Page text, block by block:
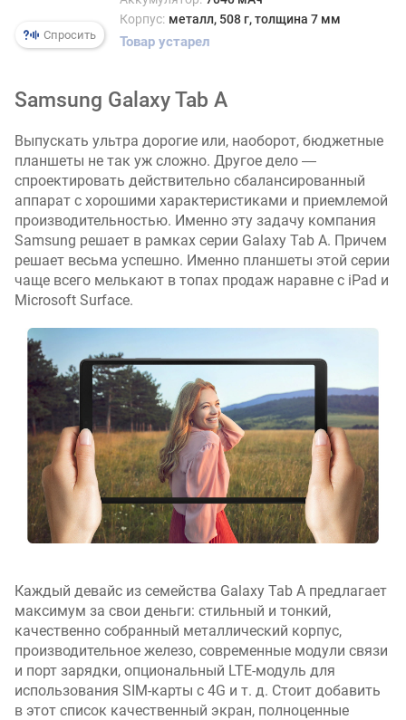
о
ж
и
д
и
а
г
о
н
а
д
и
с
п
л
е
я
(
"
)
I
(
p
p
i
)
Спросить
Корпус: металл, 508 г, толщина 7 мм
Товар устарел
Samsung Galaxy Tab A
Выпускать ультра дорогие или, наоборот, бюджетные
планшеты не так уж сложно. Другое дело ―
спроектировать действительно сбалансированный
аппарат с хорошими характеристиками и приемлемой
производительностью. Именно эту задачу компания
Samsung решает в рамках серии Galaxy Tab A. Причем
решает весьма успешно. Именно планшеты этой серии
чаще всего мелькают в топах продаж наравне с iPad и
Microsoft Surface.
Каждый девайс из семейства Galaxy Tab A предлагает
максимум за свои деньги: стильный и тонкий,
качественно собранный металлический корпус,
производительное железо, современные модули связи
и порт зарядки, опциональный LTE-модуль для
использования SIM-карты с 4G и т. д. Стоит добавить
в этот список качественный экран, полноценные